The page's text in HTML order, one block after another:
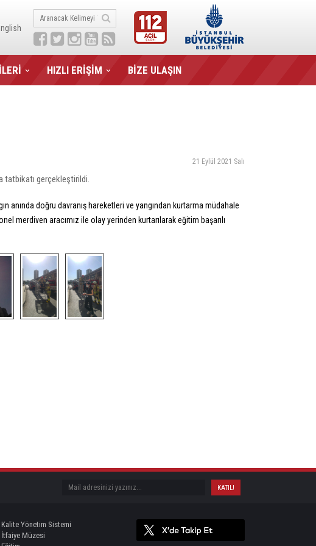
HIZLI ERİŞİM BİZE ULAŞIN
21 Eylül 2021 Salı
tatbikatı gerçekleştirildi.
anında doğru davranış hareketleri ve yangından kurtarma müdahale
merdiven aracımız ile olay yerinden kurtarılarak eğitim başarılı
Kalite Yönetim Sistemi
İtfaiye Müzesi